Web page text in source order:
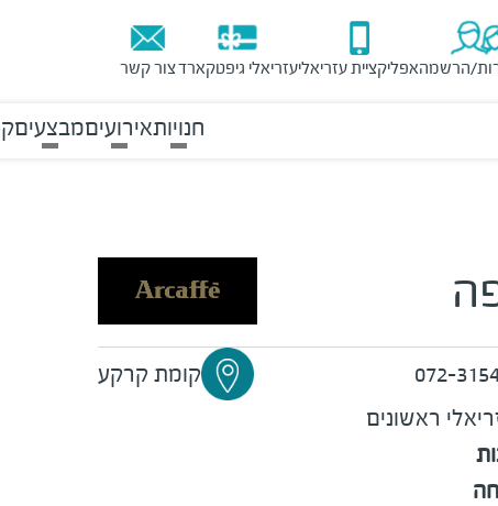
הרשמהאפליקציית עזריאליעזריאלי גיפטקארדצור קשר
חנויותאירועיםמבצעים
072-
קומת קרקע
ראשונים